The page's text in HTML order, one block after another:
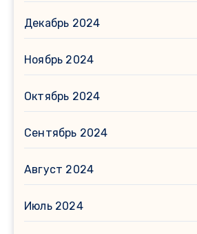
Декабрь 2024
Ноябрь 2024
Октябрь 2024
Сентябрь 2024
Август 2024
Июль 2024